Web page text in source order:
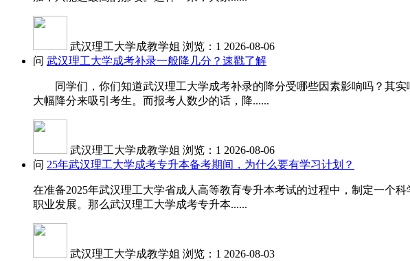
武汉理工大学成教学姐 浏览：1 2026-08-06
问 武汉理工大学成考补录一般降几分？速戳了解
同学们，你们知道武汉理工大学成考补录的降分受哪些因素影响吗？其实
大幅降分来吸引考生。而报考人数少的话，降......
武汉理工大学成教学姐 浏览：1 2026-08-06
问 25年武汉理工大学成考专升本备考期间，为什么要有学习计划？
在准备2025年武汉理工大学省成人高等教育专升本考试的过程中，制定一个
职业发展。那么武汉理工大学成考专升本......
武汉理工大学成教学姐 浏览：1 2026-08-03